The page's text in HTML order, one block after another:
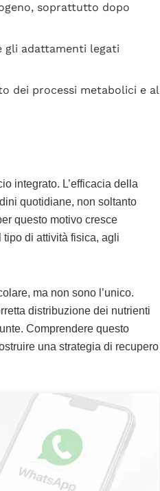
soprattutto dopo
gli adattamenti legati
dei processi metabolici e al
integrato. L’efficacia della
quotidiane, non soltanto
questo motivo cresce
tipo di attività fisica, agli
ma non sono l’unico.
distribuzione dei nutrienti
Comprendere questo
una strategia di recupero